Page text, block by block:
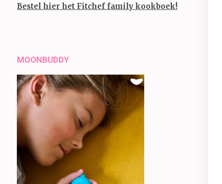
Bestel hier het Fitchef family kookboek!
MOONBUDDY